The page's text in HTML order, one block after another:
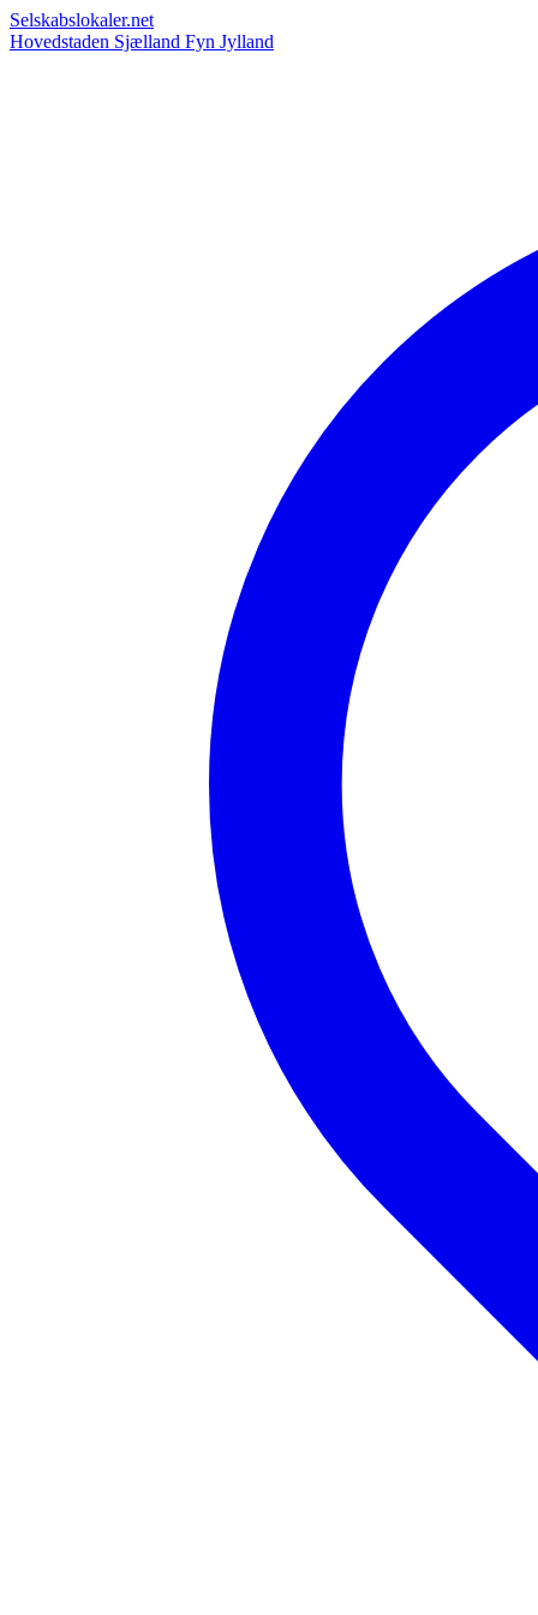
Selskabslokaler.net
Hovedstaden Sjælland Fyn Jylland